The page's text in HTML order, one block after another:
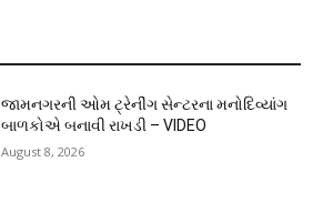
જામનગરની ઓમ ટ્રેનીંગ સેન્ટરના મનોદિવ્યાંગ
બાળકોએ બનાવી રાખડી – VIDEO
August 8, 2026